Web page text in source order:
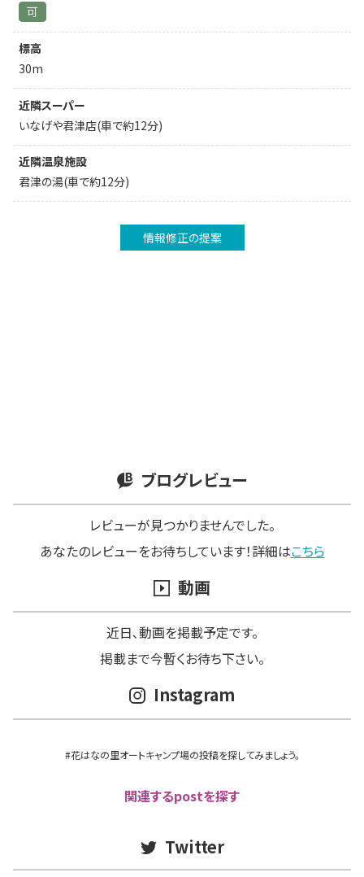
可
標高
30m
近隣スーパー
いなげや君津店(車で約12分)
近隣温泉施設
君津の湯(車で約12分)
情報修正の提案
ブログレビュー
レビューが見つかりませんでした。
あなたのレビューをお待ちしています！詳細はこちら
動画
近日､動画を掲載予定です。
掲載まで今暫くお待ち下さい。
Instagram
#花はなの里オートキャンプ場の投稿を探してみましょう。
関連するpostを探す
Twitter